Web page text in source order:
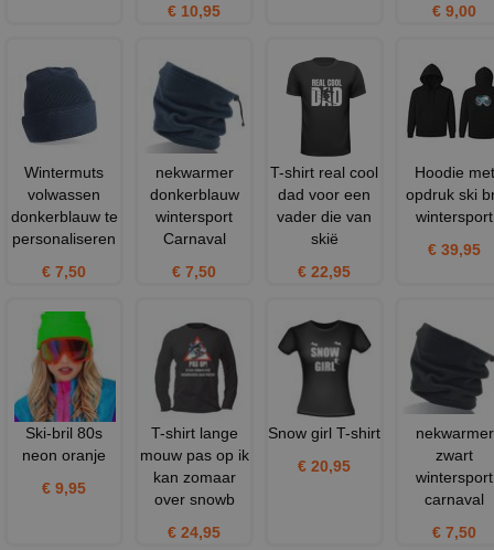
€ 10,95
€ 9,00
Wintermuts
volwassen
donkerblauw te
personaliseren
€ 7,50
nekwarmer
donkerblauw
wintersport
Carnaval
€ 7,50
T-shirt real cool
dad voor een
vader die van
skië
€ 22,95
Hoodie met
opdruk ski
wintersport
€ 39,95
Ski-bril 80s
neon oranje
€ 9,95
T-shirt lange
mouw pas op ik
kan zomaar
over snowb
€ 24,95
Snow girl T-shirt
€ 20,95
nekwarmer
zwart
wintersport
carnaval
€ 7,50